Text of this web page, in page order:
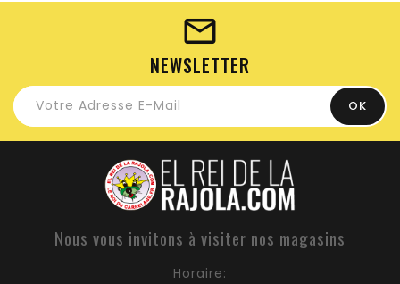
NEWSLETTER
Nous vous invitons à visiter nos magasins
Horaire: